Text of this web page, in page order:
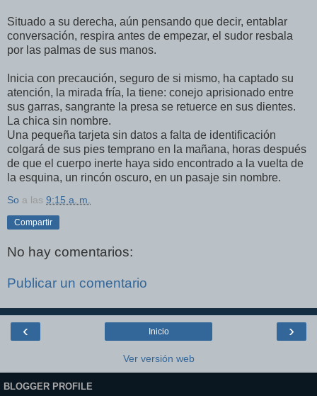
Situado a su derecha, aún pensando que decir, entablar
conversación, respira antes de empezar, el sudor resbala
por las palmas de sus manos.
Inicia con precaución, seguro de si mismo, ha captado su
atención, la mirada fría, la tiene: conejo aprisionado entre
sus garras, sangrante la presa se retuerce en sus dientes.
La chica sin nombre.
Una pequeña tarjeta sin datos a falta de identificación
colgará de sus pies temprano en la mañana, horas después
de que el cuerpo inerte haya sido encontrado a la vuelta de
la esquina, un rincón oscuro, en un pasaje sin nombre.
So a las 9:15 a. m.
Compartir
No hay comentarios:
Publicar un comentario
‹ ›
Inicio
Ver versión web
BLOGGER PROFILE